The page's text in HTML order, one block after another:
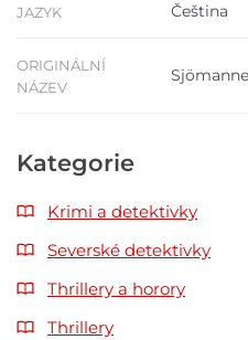
JAZYK Čeština
ORIGINÁLNÍ
NÁZEV
Kategorie
Krimi a detektivky
Severské detektivky
Thrillery a horory
Thrillery